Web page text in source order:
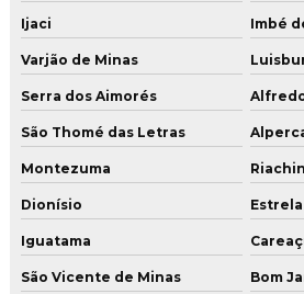
Ijaci Imbé
Varjão de Minas
Serra dos Aimorés
São Thomé das Letras
Montezuma
Dionísio
Iguatama
São Vicente de Minas Bom